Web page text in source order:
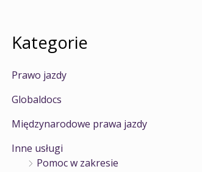
Kategorie
Prawo jazdy
Globaldocs
Międzynarodowe prawa jazdy
Inne usługi
Pomoc w zakresie